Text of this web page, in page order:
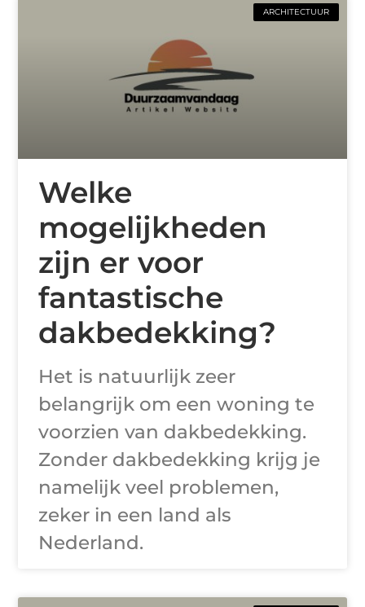
ARCHITECTUUR
Welke
mogelijkheden
zijn er voor
fantastische
dakbedekking?
Het is natuurlijk zeer
belangrijk om een woning te
voorzien van dakbedekking.
Zonder dakbedekking krijg je
namelijk veel problemen,
zeker in een land als
Nederland.